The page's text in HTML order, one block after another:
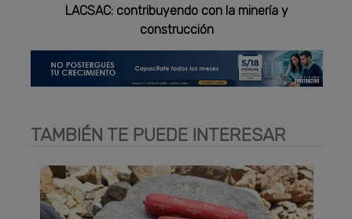
LACSAC: contribuyendo con la minería y
construcción
TAMBIÉN TE PUEDE INTERESAR